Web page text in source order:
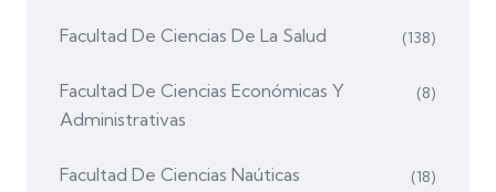
Facultad De Ciencias De La Salud (138)
Facultad De Ciencias Económicas Y
Administrativas
(8)
Facultad De Ciencias Naúticas (18)